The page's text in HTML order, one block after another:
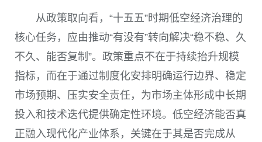
从政策取向看，“十五五”时期低空经济治理的
核心任务，应由推动“有没有”转向解决“稳不稳、久
不久、能否复制”。政策重点不在于持续抬升规模
指标，而在于通过制度化安排明确运行边界、稳定
市场预期、压实安全责任，为市场主体形成中长期
投入和技术迭代提供确定性环境。低空经济能否真
正融入现代化产业体系，关键在于其是否完成从